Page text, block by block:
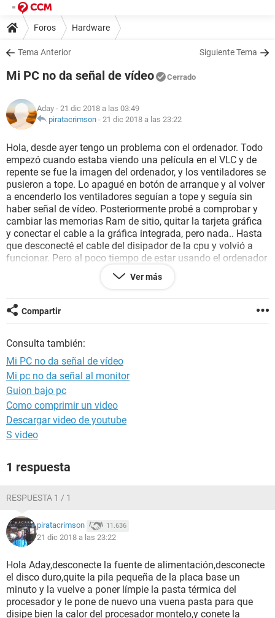
Foros Hardware
Tema Anterior Siguiente Tema
Mi PC no da señal de vídeo Cerrado
Aday - 21 dic 2018 a las 03:49
piratacrimson - 21 dic 2018 a las 23:22
Hola, desde ayer tengo un problema con el ordenador. Todo
empezó cuando estaba viendo una película en el VLC y de
repente se fue la imagen del ordenador, y los ventiladores se
pusieron a tope. Lo apagué en botón de arranque y al volver
a encenderlo los ventiladores seguían a tope y seguía sin
haber señal de vídeo. Posteriormente probé a comprobar y
cambiar las memorias Ram de sitio, quitar la tarjeta gráfica
y conectar el cable a la gráfica integrada, pero nada.. Hasta
que desconecté el cable del disipador de la cpu y volvió a
funcionar. Pero al poco tiempo de estar usando el ordenador
de nuevo, saltó un pantallazo color verde intenso, y a los
pocos segundos volvió a quedarse sin señal de vídeo, y los
principio. No tengo ni idea de qué puede ser, ya que el pitido
del speaker suena normal, un beep normal, pero no se
Configuración:
Ver más
Compartir
Consulta también:
Mi PC no da señal de vídeo
Mi pc no da señal al monitor
Guion bajo pc
Como comprimir un video
Descargar video de youtube
S video
1 respuesta
RESPUESTA 1 / 1
piratacrimson 11.636
21 dic 2018 a las 23:22
Hola Aday,desconecte la fuente de alimentación,desconecte
el disco duro,quite la pila pequeña de la placa base un
minuto y la vuelve a poner límpie la pasta térmica del
procesador y le pone de nuevo una vuena pasta para que
disipe bien la calor del procesador montelo,y conete la